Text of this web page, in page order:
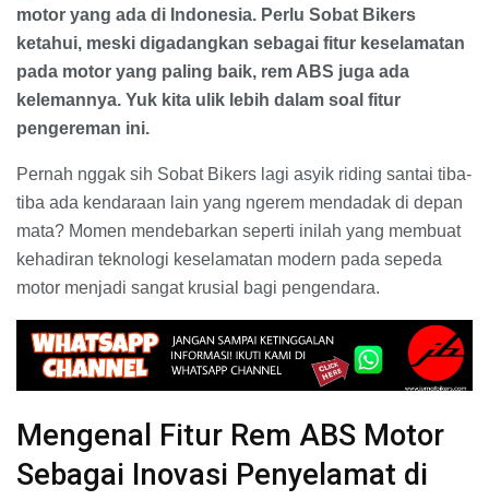
motor yang ada di Indonesia. Perlu Sobat Bikers
ketahui, meski digadangkan sebagai fitur keselamatan
pada motor yang paling baik, rem ABS juga ada
kelemannya. Yuk kita ulik lebih dalam soal fitur
pengereman ini.
Pernah nggak sih Sobat Bikers lagi asyik riding santai tiba-
tiba ada kendaraan lain yang ngerem mendadak di depan
mata? Momen mendebarkan seperti inilah yang membuat
kehadiran teknologi keselamatan modern pada sepeda
motor menjadi sangat krusial bagi pengendara.
Mengenal Fitur Rem ABS Motor
Sebagai Inovasi Penyelamat di